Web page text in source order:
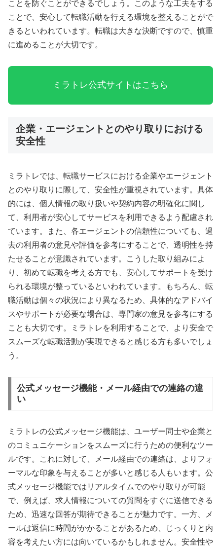
ことを防ぐことができるでしょう。このような工夫をする
ことで、安心して転職活動を行える環境を整えることがで
きるといわれています。転職は大きな決断ですので、慎重
に進めることが大切です。
ミラトレ公式サイトはこちら
企業・エージェントとのやり取りにおける
安全性
ミラトレでは、転職サービスにおける企業やエージェント
とのやり取りに際して、安全性が重視されています。具体
的には、個人情報の取り扱いや契約内容の明確化に関し
て、利用者が安心してサービスを利用できるよう配慮され
ています。また、各エージェントの信頼性についても、過
去の利用者の意見や評価を参考にすることで、透明性を持
たせることが意識されています。こうした取り組みによ
り、初めて転職を考える方でも、安心してサポートを受け
られる環境が整っているといわれています。もちろん、転
職活動は個々の状況により異なるため、具体的なアドバイ
スやサポートが必要な場合は、専門家の意見を参考にする
ことも大切です。ミラトレを利用することで、より安全で
スムーズな転職活動が実現できると感じる方も多いでしょ
う。
公式メッセージ機能・メール経由での連絡の違
い
ミラトレの公式メッセージ機能は、ユーザー同士や企業と
のコミュニケーションをスムーズに行うための便利なツー
ルです。これに対して、メール経由での連絡は、よりフォ
ーマルな印象を与えることが多いと感じる人もいます。公
式メッセージ機能ではリアルタイムでのやり取りが可能
で、例えば、求人情報についての質問をすぐに送信できる
ため、迅速な回答が期待できることが魅力です。一方、メ
ールは返信に時間がかかることがあるため、じっくりと内
容を考えたい方には向いているかもしれません。安全性や